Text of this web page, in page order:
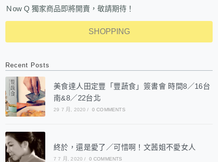
Ｎow Q 獨家商品即將開賣，敬請期待！
SHOPPING
Recent Posts
美食達人田定豐「豐蔬食」簽書會 時間8／16台
南&8／22台北
29 7 月, 2020 / 0 COMMENTS
終於，還是愛了／可惜啊！文茜姐不愛女人
7 7 月, 2020 / 0 COMMENTS